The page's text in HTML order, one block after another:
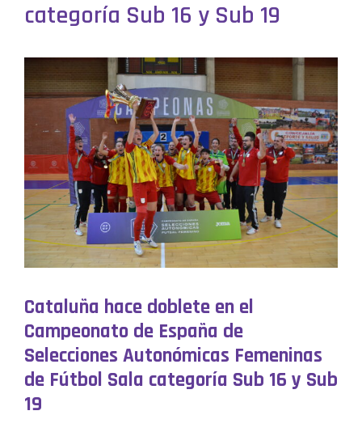
categoría Sub 16 y Sub 19
Cataluña hace doblete en el
Campeonato de España de
Selecciones Autonómicas Femeninas
de Fútbol Sala categoría Sub 16 y Sub
19